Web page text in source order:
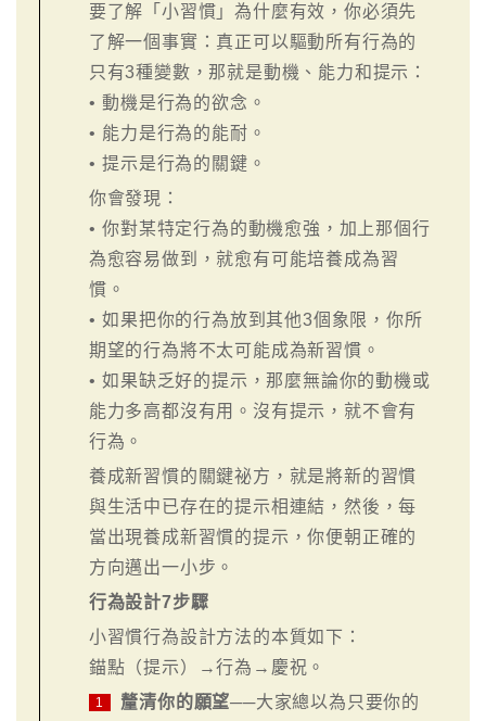
要了解「小習慣」為什麼有效，你必須先
了解一個事實：真正可以驅動所有行為的
只有3種變數，那就是動機、能力和提示：
• 動機是行為的欲念。
• 能力是行為的能耐。
• 提示是行為的關鍵。
你會發現：
• 你對某特定行為的動機愈強，加上那個行
為愈容易做到，就愈有可能培養成為習
慣。
• 如果把你的行為放到其他3個象限，你所
期望的行為將不太可能成為新習慣。
• 如果缺乏好的提示，那麼無論你的動機或
能力多高都沒有用。沒有提示，就不會有
行為。
養成新習慣的關鍵祕方，就是將新的習慣
與生活中已存在的提示相連結，然後，每
當出現養成新習慣的提示，你便朝正確的
方向邁出一小步。
行為設計7步驟
小習慣行為設計方法的本質如下：
錨點（提示）→行為→慶祝。
1 釐清你的願望──大家總以為只要你的